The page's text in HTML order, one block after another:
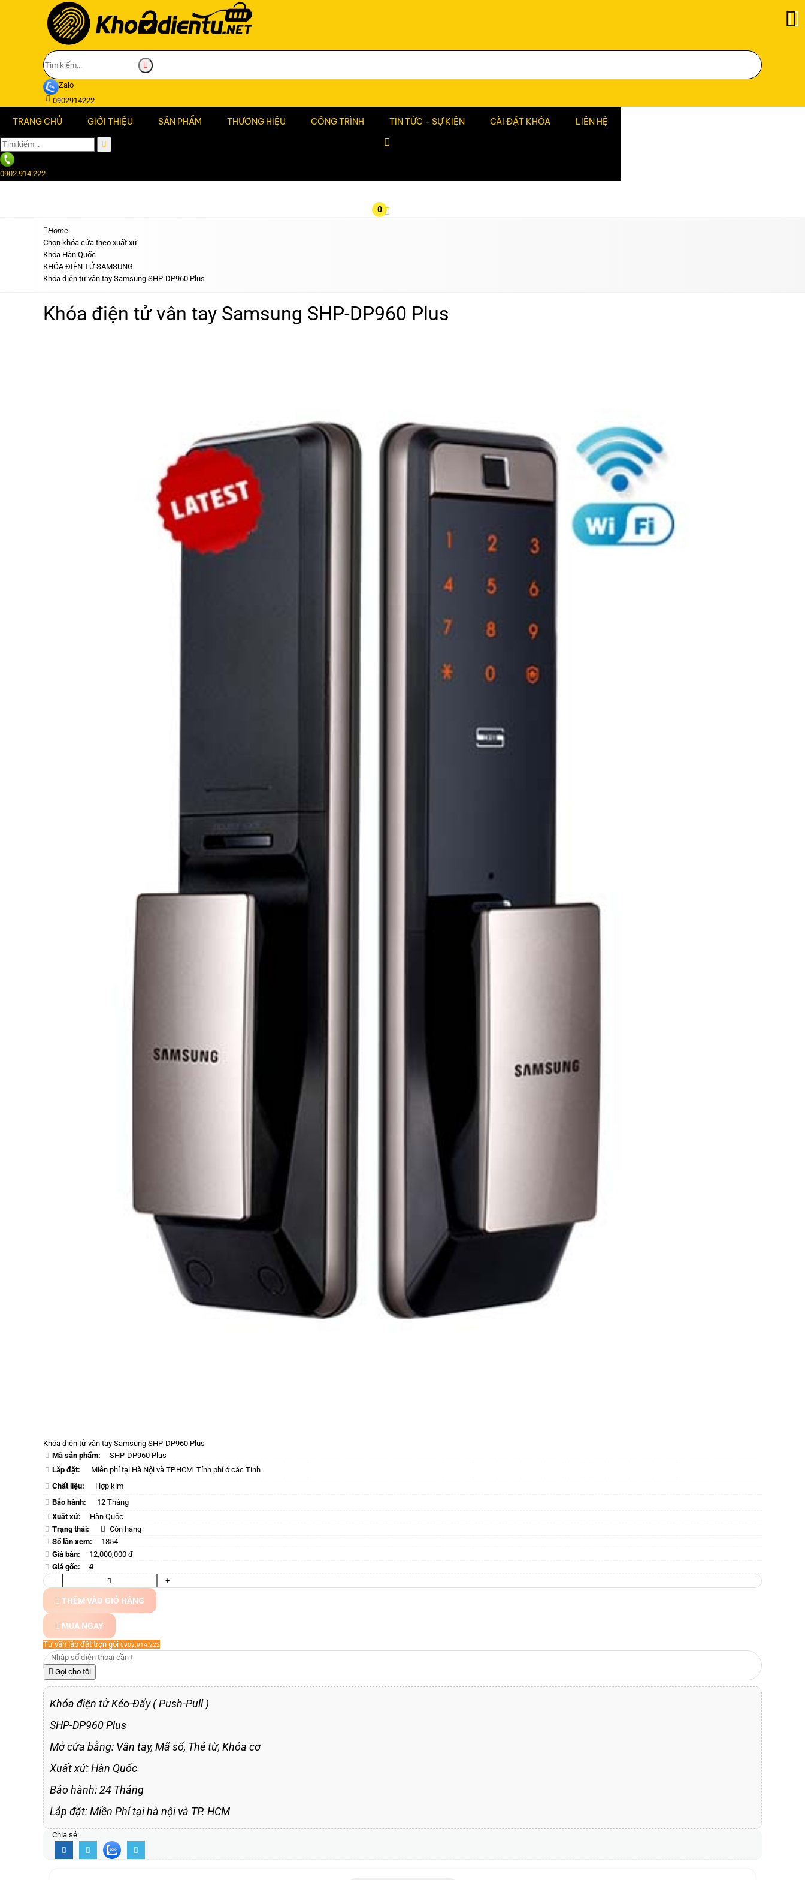
Zalo
0902914222
TRANG CHỦ GIỚI THIỆU SẢN PHẨM THƯƠNG HIỆU CÔNG TRÌNH TIN TỨC - SỰ KIỆN CÀI ĐẶT KHÓA LIÊN HỆ
0
0902.914.222
Home
Chọn khóa cửa theo xuất xứ
Khóa Hàn Quốc
KHÓA ĐIỆN TỬ SAMSUNG
Khóa điện tử vân tay Samsung SHP-DP960 Plus
Khóa điện tử vân tay Samsung SHP-DP960 Plus
Khóa điện tử vân tay Samsung SHP-DP960 Plus
Mã sản phẩm:
SHP-DP960 Plus
Lắp đặt:
Miễn phí tại Hà Nội và TP.HCM Tính phí ở các Tỉnh
Chất liệu:
Hợp kim
Bảo hành:
12 Tháng
Xuất xứ:
Hàn Quốc
Trạng thái:
Còn hàng
Số lần xem:
1854
Giá bán:
12,000,000 đ
Giá gốc:
0
-
+
THÊM VÀO GIỎ HÀNG
MUA NGAY
Tư vấn lắp đặt trọn gói 0902.914.222
Gọi cho tôi
Khóa điện tử Kéo-Đẩy ( Push-Pull )
SHP-DP960 Plus
Mở cửa bằng: Vân tay, Mã số, Thẻ từ, Khóa cơ
Xuất xứ: Hàn Quốc
Bảo hành: 24 Tháng
Lắp đặt: Miền Phí tại hà nội và TP. HCM
Chia sẻ: